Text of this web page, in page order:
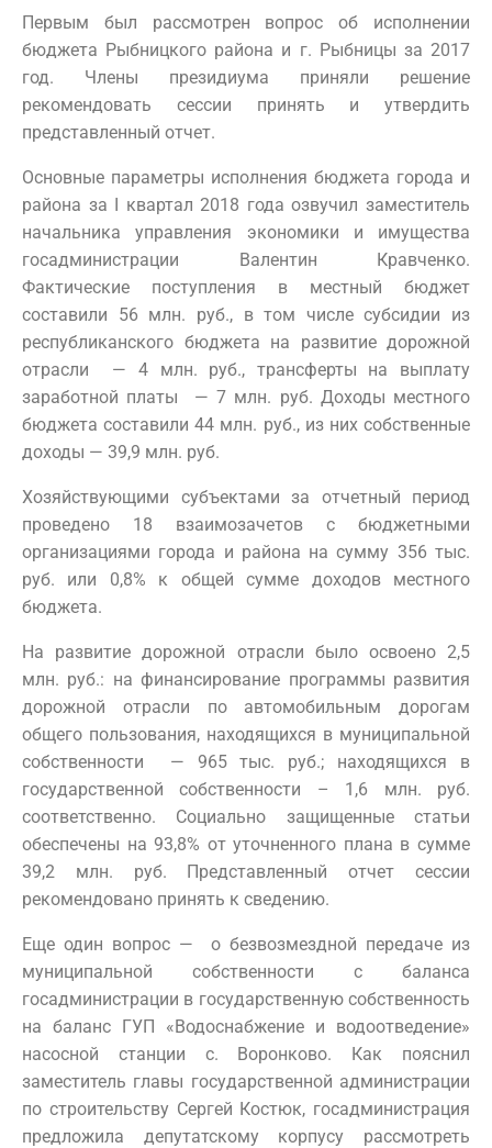
Первым был рассмотрен вопрос об исполнении
бюджета Рыбницкого района и г. Рыбницы за 2017
год. Члены президиума приняли решение
рекомендовать сессии принять и утвердить
представленный отчет.
Основные параметры исполнения бюджета города и
района за I квартал 2018 года озвучил заместитель
начальника управления экономики и имущества
госадминистрации Валентин Кравченко.
Фактические поступления в местный бюджет
составили 56 млн. руб., в том числе субсидии из
республиканского бюджета на развитие дорожной
отрасли — 4 млн. руб., трансферты на выплату
заработной платы — 7 млн. руб. Доходы местного
бюджета составили 44 млн. руб., из них собственные
доходы — 39,9 млн. руб.
Хозяйствующими субъектами за отчетный период
проведено 18 взаимозачетов с бюджетными
организациями города и района на сумму 356 тыс.
руб. или 0,8% к общей сумме доходов местного
бюджета.
На развитие дорожной отрасли было освоено 2,5
млн. руб.: на финансирование программы развития
дорожной отрасли по автомобильным дорогам
общего пользования, находящихся в муниципальной
собственности — 965 тыс. руб.; находящихся в
государственной собственности – 1,6 млн. руб.
соответственно. Социально защищенные статьи
обеспечены на 93,8% от уточненного плана в сумме
39,2 млн. руб. Представленный отчет сессии
рекомендовано принять к сведению.
Еще один вопрос — о безвозмездной передаче из
муниципальной собственности с баланса
госадминистрации в государственную собственность
на баланс ГУП «Водоснабжение и водоотведение»
насосной станции с. Воронково. Как пояснил
заместитель главы государственной администрации
по строительству Сергей Костюк, госадминистрация
предложила депутатскому корпусу рассмотреть